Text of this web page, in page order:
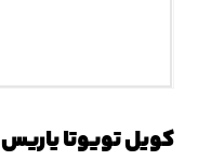
کویل تویوتا یاریس